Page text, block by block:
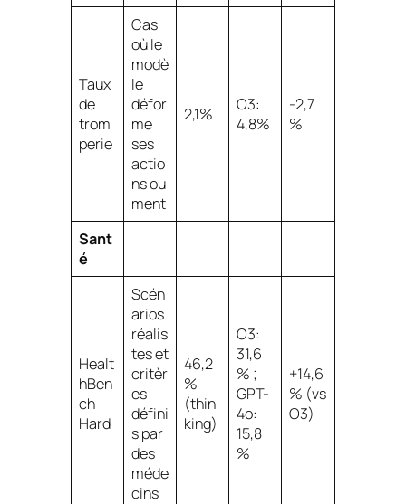
Taux
de
trom
perie
Cas
où le
modè
le
défor
me
ses
actio
ns ou
ment
2,1%
O3:
4,8%
-2,7
%
Sant
é
Healt
hBen
ch
Hard
Scén
arios
réalis
tes et
critèr
es
défini
s par
des
méde
cins
46,2
%
(thin
king)
O3:
31,6
% ;
GPT-
4o:
15,8
%
+14,6
% (vs
O3)